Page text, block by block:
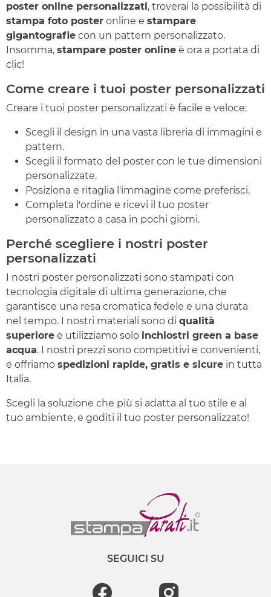
poster online personalizzati, troverai la possibilità di
stampa foto poster online e stampare
gigantografie con un pattern personalizzato.
Insomma, stampare poster online è ora a portata di
clic!
Come creare i tuoi poster personalizzati
Creare i tuoi poster personalizzati è facile e veloce:
Scegli il design in una vasta libreria di immagini e
pattern.
Scegli il formato del poster con le tue dimensioni
personalizzate.
Posiziona e ritaglia l'immagine come preferisci.
Completa l'ordine e ricevi il tuo poster
personalizzato a casa in pochi giorni.
Perché scegliere i nostri poster
personalizzati
I nostri poster personalizzati sono stampati con
tecnologia digitale di ultima generazione, che
garantisce una resa cromatica fedele e una durata
nel tempo. I nostri materiali sono di qualità
superiore e utilizziamo solo inchiostri green a base
acqua. I nostri prezzi sono competitivi e convenienti,
e offriamo spedizioni rapide, gratis e sicure in tutta
Italia.
Scegli la soluzione che più si adatta al tuo stile e al
tuo ambiente, e goditi il tuo poster personalizzato!
SEGUICI SU